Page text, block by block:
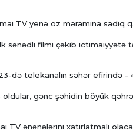
TV yenə öz məramına sadiq
sənədli filmi çəkib ictimaiyyətə
də telekanalın səhər efirində -
oldular, gənc şəhidin böyük
TV ənənələrini xatırlatmalı